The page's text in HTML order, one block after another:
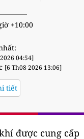
+10:00
04:54]
[6 Th08 2026 13:06]
tiết
được cung cấp